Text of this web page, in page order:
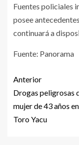
Fuentes policiales
posee
continuará a
Fuente: Panorama
Anterior
Drogas peligrosas
mujer de 43 años
Toro Yacu